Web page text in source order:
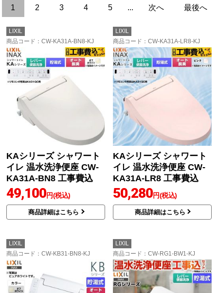
1 2 3 4 5 ... 次へ 最後へ
LIXIL
商品コード ：CW-KA31A-BN8-KJ
KAシリーズ シャワート
イレ 温水洗浄便座 CW-
KA31A-BN8 工事費込
49,100円(税込)
商品詳細はこちら
LIXIL
商品コード ：CW-KA31A-LR8-KJ
KAシリーズ シャワート
イレ 温水洗浄便座 CW-
KA31A-LR8 工事費込
50,280円(税込)
商品詳細はこちら
LIXIL
商品コード ：CW-KB31-BN8-KJ
LIXIL
商品コード ：CW-RG1-BW1-KJ